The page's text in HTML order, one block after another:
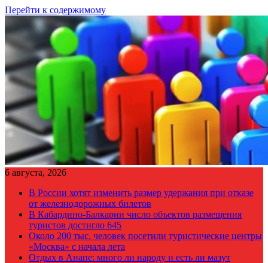
Перейти к содержимому
6 августа, 2026
В России хотят изменить размер удержания при отказе
от железнодорожных билетов
В Кабардино-Балкарии число объектов размещения
туристов достигло 645
Около 200 тыс. человек посетили туристические центры
«Москва» с начала лета
Отдых в Анапе: много ли народу и есть ли мазут